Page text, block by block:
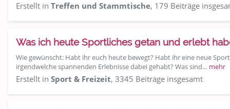
Erstellt in Treffen und Stammtische, 179 Beiträge
Was ich heute Sportliches getan und erlebt
Wie gewünscht: Habt ihr euch heute bewegt? Habt ihr eine neue
irgendwelche spannenden Erlebnisse dabei gehabt? Was sind… mehr
Erstellt in Sport & Freizeit, 3345 Beiträge insgesamt